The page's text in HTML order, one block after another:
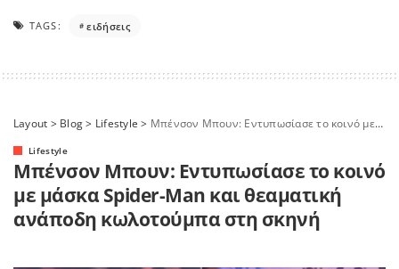
TAGS: ειδήσεις
Layout > Blog> Lifestyle > Μπένσον Μπουν: Εντυπωσίασε το κοινό με μάσκα Spider-Man και θεαματική ανάποδη κωλοτούμπα στη σκηνή
Lifestyle
Μπένσον Μπουν: Εντυπωσίασε το κοινό
με μάσκα Spider-Man και θεαματική
ανάποδη κωλοτούμπα στη σκηνή